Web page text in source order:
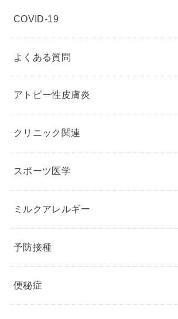
COVID-19
よくある質問
アトピー性皮膚炎
クリニック関連
スポーツ医学
ミルクアレルギー
予防接種
便秘症